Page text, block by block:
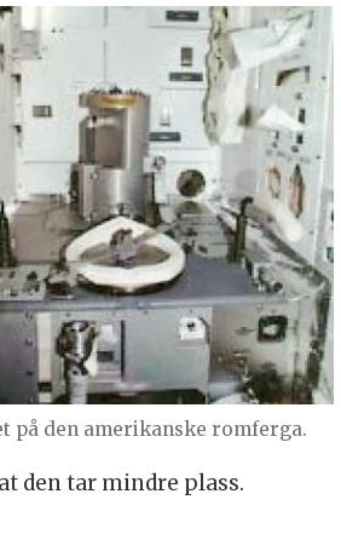
på den amerikanske romferga.
den tar mindre plass.